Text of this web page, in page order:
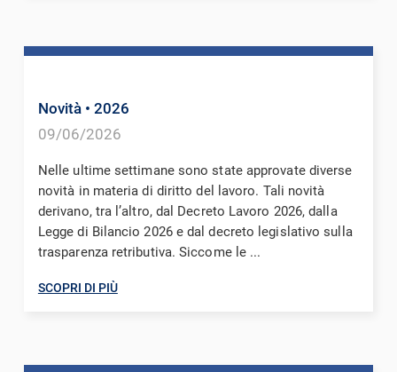
Novità • 2026
09/06/2026
Nelle ultime settimane sono state approvate diverse
novità in materia di diritto del lavoro. Tali novità
derivano, tra l’altro, dal Decreto Lavoro 2026, dalla
Legge di Bilancio 2026 e dal decreto legislativo sulla
trasparenza retributiva. Siccome le ...
SCOPRI DI PIÙ